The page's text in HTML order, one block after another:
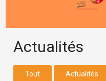
Actualités
Tout Actualités